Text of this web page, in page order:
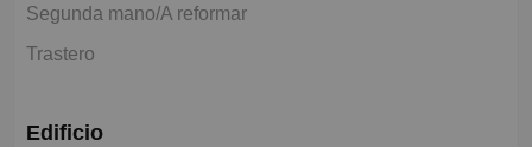
Segunda mano/A reformar
Trastero
Edificio